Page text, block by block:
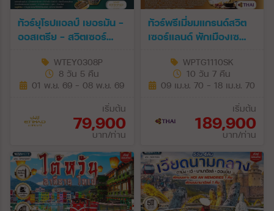
ทัวร์ยุโรปแอลป์ เยอรมัน -
ออสเตรีย - สวิตเซอร์
NOV 26 WTEY0308P
8 วัน 5 คืน
01 พ.ย. 69 - 08 พ.ย. 69
เริ่มต้น
79,900
บาท/ท่าน
ทัวร์พรีเมี่ยมแกรนด์สวิต
เซอร์แลนด์ พักเมืองเซ
18 APR 27
[SONGKRAN]
WPTG1110SK
10 วัน 7 คืน
09 เม.ย. 70 - 18 เม.ย. 70
เริ่มต้น
189,900
บาท/ท่าน